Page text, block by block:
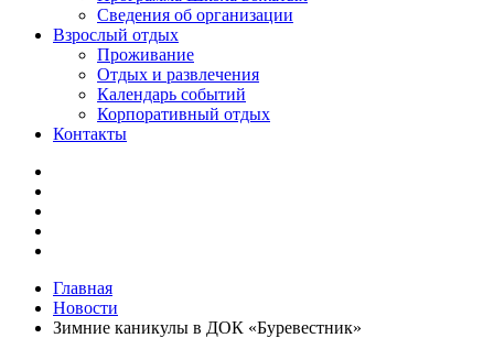
Cведения об организации
Взрослый отдых
Проживание
Отдых и развлечения
Календарь событий
Корпоративный отдых
Контакты
Главная
Новости
Зимние каникулы в ДОК «Буревестник»